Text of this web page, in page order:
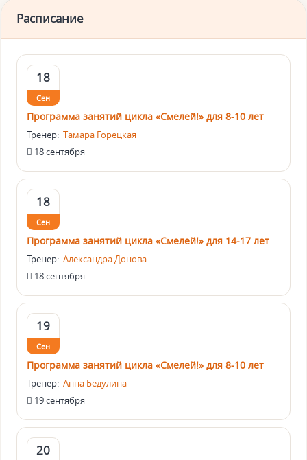
Расписание
18
Сен
Программа занятий цикла «Смелей!» для 8-10 лет
Тренер: Тамара Горецкая
18 сентября
18
Сен
Программа занятий цикла «Смелей!» для 14-17 лет
Тренер: Александра Донова
18 сентября
19
Сен
Программа занятий цикла «Смелей!» для 8-10 лет
Тренер: Анна Бедулина
19 сентября
20